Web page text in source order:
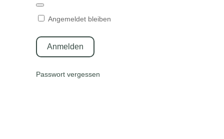
Angemeldet bleiben
Passwort vergessen